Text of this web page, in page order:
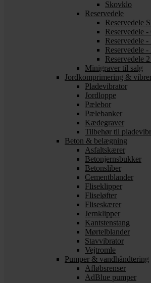
Skovklo
Reservedele
Reservedele
Reservedele -
Reservedele
Reservedele
Reservedele
Minigraver til salg
Jordkomprimering &
Pladevibrator
Jordloppe
Pælebor
Pælebanker
Kædegraver
Tilbehør til
Beton & belægning
Asfaltskærer
Betonjernsbukker
Betonsliber
Cementblander
Fliseklipper
Fliseløfter
Fliseskærer
Jernklipper
Kantstenstang
Mørtelblander
Stavvibrator
Vejtromle
Pumper & vandhåndtering
Afløbsrenser
AdBlue pumper